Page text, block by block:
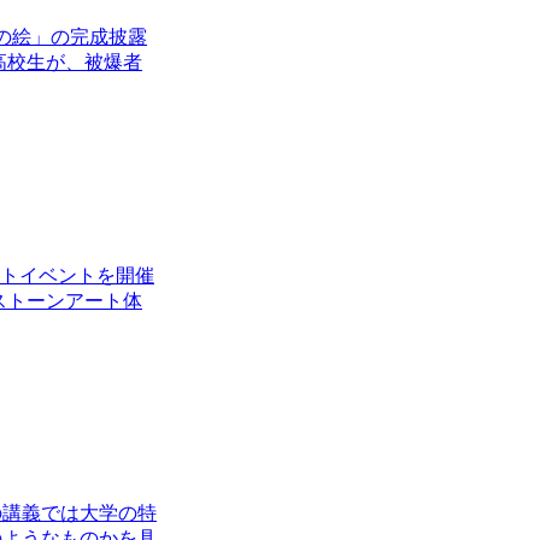
絵」の完成披露
校生が、被爆者
イベントを開催
トーンアート体
義では大学の特